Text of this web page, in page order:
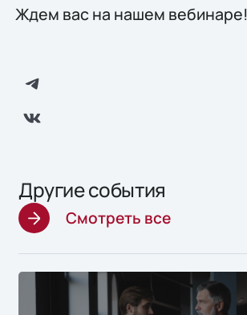
Ждем вас на нашем вебинаре!
Другие события
Смотреть все